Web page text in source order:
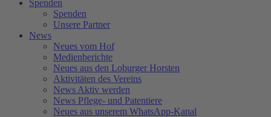
Spenden
Spenden
Unsere Partner
News
Neues vom Hof
Medienberichte
Neues aus den Loburger Horsten
Aktivitäten des Vereins
News Aktiv werden
News Pflege- und Patentiere
Neues aus unserem WhatsApp-Kanal